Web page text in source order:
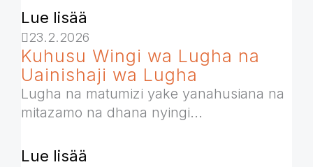
Lue lisää
23.2.2026
Kuhusu Wingi wa Lugha na
Uainishaji wa Lugha
Lugha na matumizi yake yanahusiana na
mitazamo na dhana nyingi...
Lue lisää